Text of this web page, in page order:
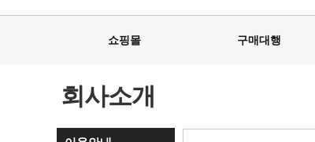
쇼핑몰 구매대행
회사소개